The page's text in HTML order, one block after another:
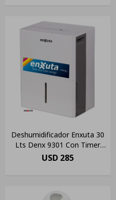
Deshumidificador Enxuta 30
Lts Denx 9301 Con Timer
Albion Color Blanco
USD 285